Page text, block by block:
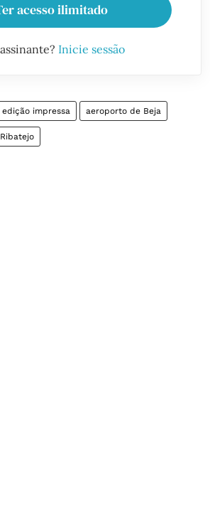
acesso ilimitado
Inicie sessão
edição impressa aeroporto de Beja